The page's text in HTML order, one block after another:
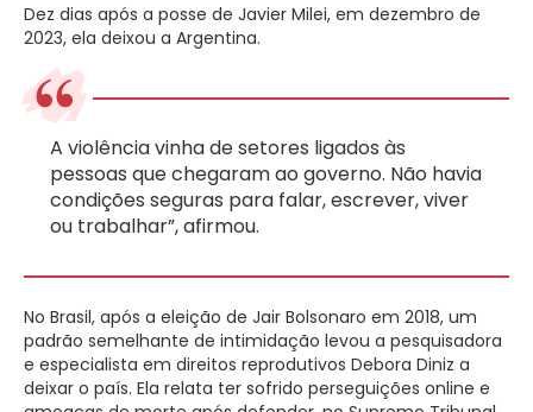
Dez dias após a posse de Javier Milei, em dezembro de
2023, ela deixou a Argentina.
A violência vinha de setores ligados às
pessoas que chegaram ao governo. Não havia
condições seguras para falar, escrever, viver
ou trabalhar”, afirmou.
No Brasil, após a eleição de Jair Bolsonaro em 2018, um
padrão semelhante de intimidação levou a pesquisadora
e especialista em direitos reprodutivos Debora Diniz a
deixar o país. Ela relata ter sofrido perseguições online e